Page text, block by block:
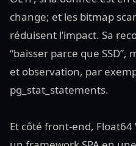
change; et les bitmap
réduisent l’impact. Sa
“baisser parce que
et observation, par
pg_stat_statements.
Et côté front-end,